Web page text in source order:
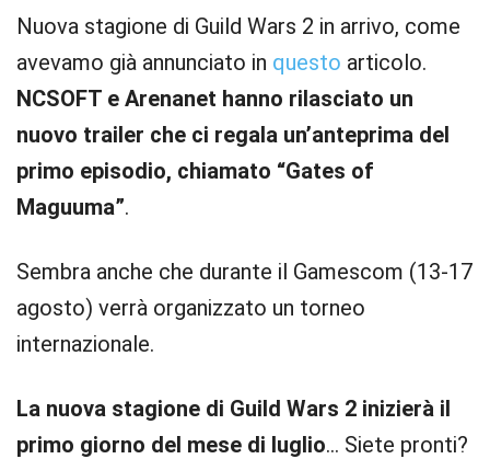
Nuova stagione di Guild Wars 2 in arrivo, come
avevamo già annunciato in questo articolo.
NCSOFT e Arenanet hanno rilasciato un
nuovo trailer che ci regala un’anteprima del
primo episodio, chiamato “Gates of
Maguuma”.
Sembra anche che durante il Gamescom (13-17
agosto) verrà organizzato un torneo
internazionale.
La nuova stagione di Guild Wars 2 inizierà il
primo giorno del mese di luglio… Siete pronti?